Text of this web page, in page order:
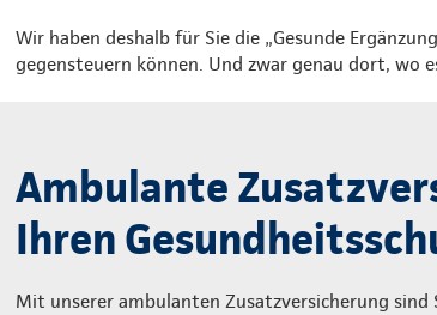
Wir haben deshalb für Sie die „Gesunde
gegensteuern können. Und zwar genau dort, wo
Ambulante
Ihren
Mit unserer ambulanten Zusatzversicherung sind